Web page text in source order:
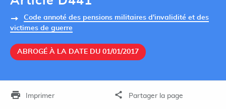
Code annoté des pensions militaires d'invalidité et des
victimes de guerre
ABROGÉ À LA DATE DU 01/01/2017
Imprimer Partager la page